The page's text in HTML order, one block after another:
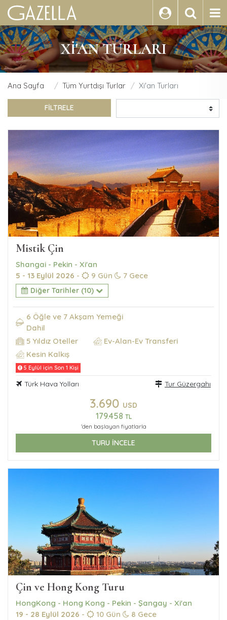
ARA
XI'AN TURLARI
Ana Sayfa Tüm Yurtdışı Turlar Xi'an Turları
FİLTRELE
Mistik Çin
Shangai - Pekin - Xi'an
5 - 13 Eylül 2026 - 9 Gün 7 Gece
Diğer Tarihler (10)
6 Öğle ve 7 Akşam Yemeği
Dahil
5 Yıldız Oteller
Ev-Alan-Ev Transferi
Kesin Kalkış
5 Eylül için Son 1 Kişi
Türk Hava Yolları Tur Güzergahı
3.690 USD
179.458 TL
'den başlayan fiyatlarla
TURU İNCELE
Çin ve Hong Kong Turu
HongKong - Hong Kong - Pekin - Şangay - Xi'an
19 - 28 Eylül 2026 - 10 Gün 8 Gece